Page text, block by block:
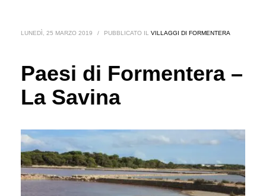
LUNEDÌ, 25 MARZO 2019 / PUBBLICATO IL VILLAGGI DI FORMENTERA
Paesi di Formentera –
La Savina